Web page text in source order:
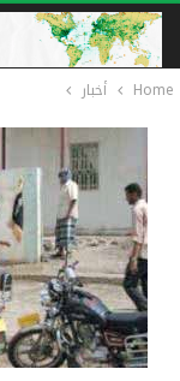
Home أخبار